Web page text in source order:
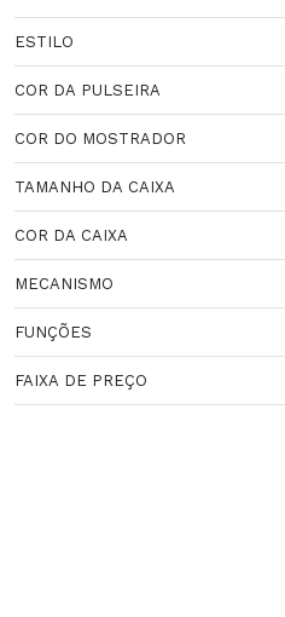
ESTILO
COR DA PULSEIRA
COR DO MOSTRADOR
TAMANHO DA CAIXA
COR DA CAIXA
MECANISMO
QUARTZO
FUNÇÕES
CRONÔMETRO
FAIXA DE PREÇO